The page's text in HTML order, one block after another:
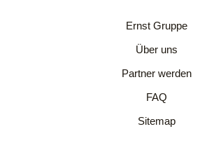
Ernst Gruppe
Über uns
Partner werden
FAQ
Sitemap